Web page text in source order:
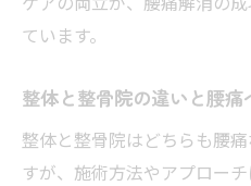
ています。
整体と整骨院の違いと腰痛
整体と整骨院はどちらも腰
すが、施術方法やアプロー